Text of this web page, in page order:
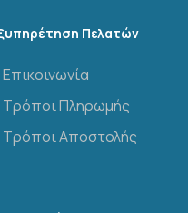
Πελατών
Επικοινωνία
Τρόποι Πληρωμής
Τρόποι Αποστολής